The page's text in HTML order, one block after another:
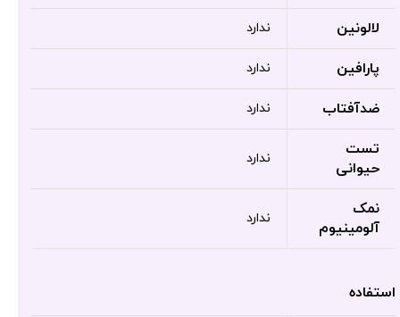
لالونین ندارد
پارافین ندارد
ضدآفتاب ندارد
تست
حیوانی
ندارد
نمک
آلومینیوم
ندارد
استفاده